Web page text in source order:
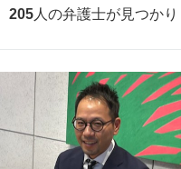
205 人の弁護士が見つかり